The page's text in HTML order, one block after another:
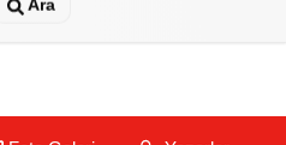
Ara